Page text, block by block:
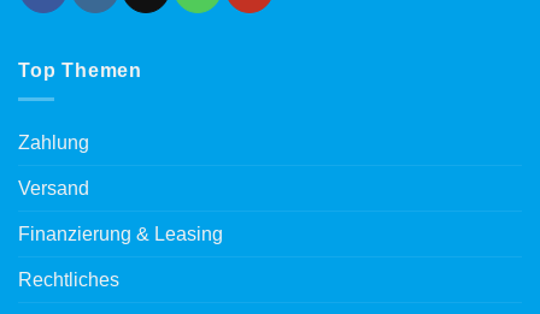
Top Themen
Zahlung
Versand
Finanzierung & Leasing
Rechtliches